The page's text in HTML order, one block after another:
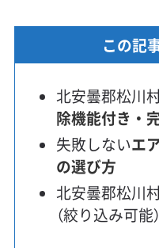
この記
北安曇郡松川
除機能付き・
失敗しないエ
の選び方
北安曇郡松川
（絞り込み可能）